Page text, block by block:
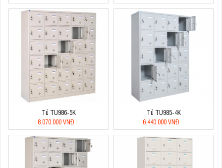
Tủ TU986-5K
8.070.000 VNĐ
Tủ TU985-4K
6.440.000 VNĐ